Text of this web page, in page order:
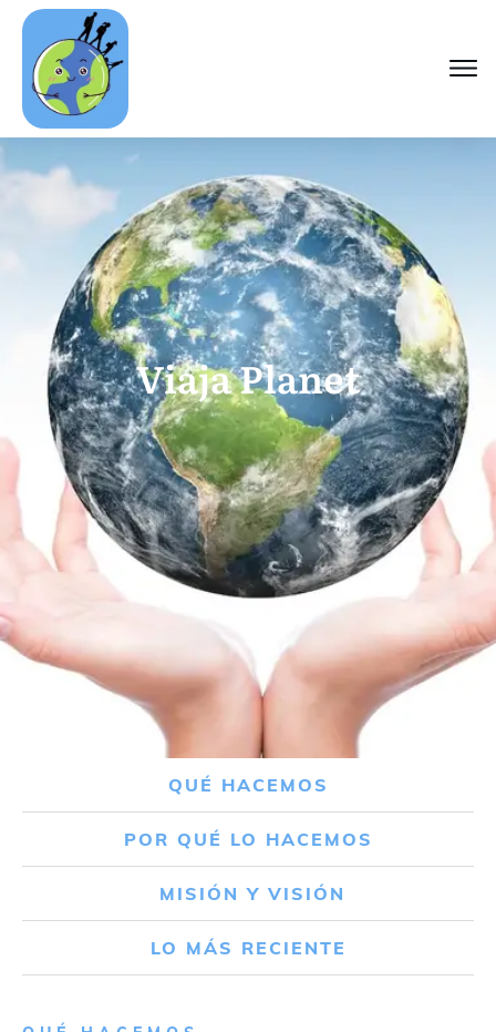
Viaja Planet
QUÉ HACEMOS
POR QUÉ LO HACEMOS
MISIÓN Y VISIÓN
LO MÁS RECIENTE